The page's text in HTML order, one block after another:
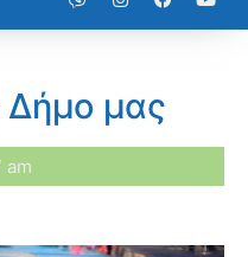
μας
am